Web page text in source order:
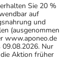
Sie 20 %
auf
und
(ausgenommen
www.aponeo.de
Nur
Aktion früher